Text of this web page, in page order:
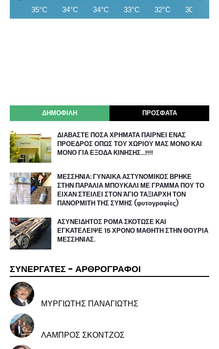
35°C 34°C 34°C 33°C 32°C 30°C
ΔΗΜΟΦΙΛΗ ΠΡΟΣΦΑΤΑ
ΔΙΑΒΑΣΤΕ ΠΟΣΑ ΧΡΗΜΑΤΑ ΠΑΙΡΝΕΙ ΕΝΑΣ
ΠΡΟΕΔΡΟΣ ΟΠΩΣ ΤΟΥ ΧΩΡΙΟΥ ΜΑΣ ΜΟΝΟ ΚΑΙ
ΜΟΝΟ ΓΙΑ ΕΞΟΔΑ ΚΙΝΗΣΗΣ…!!!!
ΜΕΣΣΗΝΙΑ: ΓΥΝΑΙΚΑ ΑΣΤΥΝΟΜΙΚΟΣ ΒΡΗΚΕ
ΣΤΗΝ ΠΑΡΑΛΙΑ ΜΠΟΥΚΑΛΙ ΜΕ ΓΡΑΜΜΑ ΠΟΥ ΤΟ
ΕΙΧΑΝ ΣΤΕΙΛΕΙ ΣΤΟΝ ΆΓΙΟ ΤΑΞΙΑΡΧΗ ΤΟΝ
ΠΑΝΟΡΜΙΤΗ ΤΗΣ ΣΥΜΗΣ (φυτογραφίες)
ΑΣΥΝΕΙΔΗΤΟΣ ΡΟΜΑ ΣΚΟΤΩΣΕ ΚΑΙ
ΕΓΚΑΤΕΛΕΙΨΕ 15 ΧΡΟΝΟ ΜΑΘΗΤΗ ΣΤΗΝ ΘΟΥΡΙΑ
ΜΕΣΣΗΝΙΑΣ.
ΣΥΝΕΡΓΑΤΕΣ - ΑΡΘΡΟΓΡΑΦΟΙ
ΜΥΡΓΙΩΤΗΣ ΠΑΝΑΓΙΩΤΗΣ
ΛΑΜΠΡΟΣ ΣΚΟΝΤΖΟΣ